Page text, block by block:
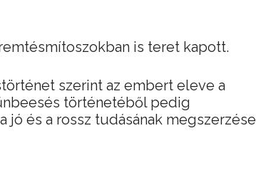
is teret kapott.
szerint az embert eleve a
történetéből pedig
jó és a rossz tudásának megszerzése